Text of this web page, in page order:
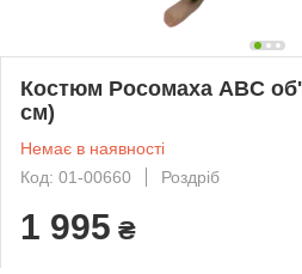
Костюм Росомаха ABC
см)
Немає в наявності
Код: 01-00660
Роздріб
1 995 ₴